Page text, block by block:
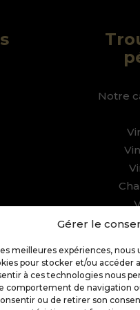
Gérer le
meilleures expériences,
pour stocker et/ou accéder
à ces technologies nous
comportement de navigation
ou de retirer son
Notre